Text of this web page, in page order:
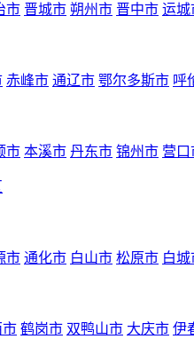
市 晋城市 朔州市 晋中市 运城
赤峰市 通辽市 鄂尔多斯市 呼
市 本溪市 丹东市 锦州市 营口
市 通化市 白山市 松原市 白城
市 鹤岗市 双鸭山市 大庆市 伊